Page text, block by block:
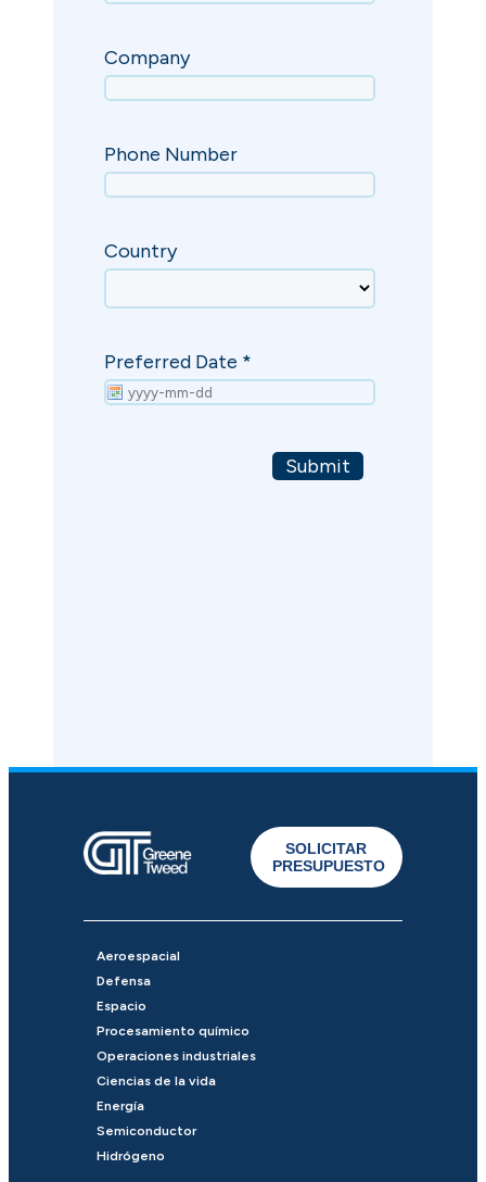
SOLICITAR
PRESUPUESTO
Aeroespacial
Defensa
Espacio
Procesamiento químico
Operaciones industriales
Ciencias de la vida
Energía
Semiconductor
Hidrógeno